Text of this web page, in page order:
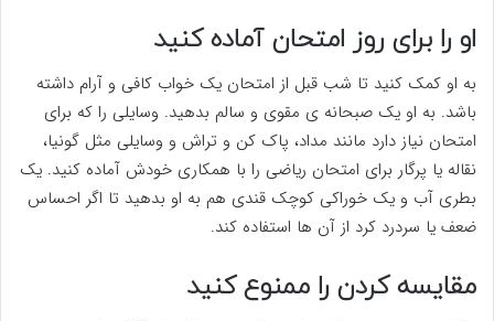
او را برای روز امتحان آماده کنید
به او کمک کنید تا شب قبل از امتحان یک خواب کافی و آرام داشته
باشد. به او یک صبحانه ی مقوی و سالم بدهید. وسایلی را که برای
امتحان نیاز دارد مانند مداد، پاک کن و تراش و وسایلی مثل گونیا،
نقاله یا پرگار برای امتحان ریاضی را با همکاری خودش آماده کنید. یک
بطری آب و یک خوراکی کوچک قندی هم به او بدهید تا اگر احساس
ضعف یا سردرد کرد از آن ها استفاده کند.
مقایسه کردن را ممنوع کنید